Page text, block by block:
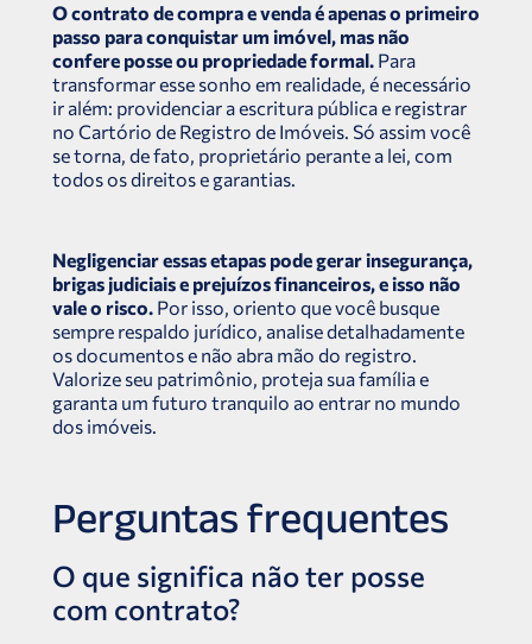
O contrato de compra e venda é apenas o primeiro
passo para conquistar um imóvel, mas não
confere posse ou propriedade formal. Para
transformar esse sonho em realidade, é necessário
ir além: providenciar a escritura pública e registrar
no Cartório de Registro de Imóveis. Só assim você
se torna, de fato, proprietário perante a lei, com
todos os direitos e garantias.
Negligenciar essas etapas pode gerar insegurança,
brigas judiciais e prejuízos financeiros, e isso não
vale o risco. Por isso, oriento que você busque
sempre respaldo jurídico, analise detalhadamente
os documentos e não abra mão do registro.
Valorize seu patrimônio, proteja sua família e
garanta um futuro tranquilo ao entrar no mundo
dos imóveis.
Perguntas frequentes
O que significa não ter posse
com contrato?